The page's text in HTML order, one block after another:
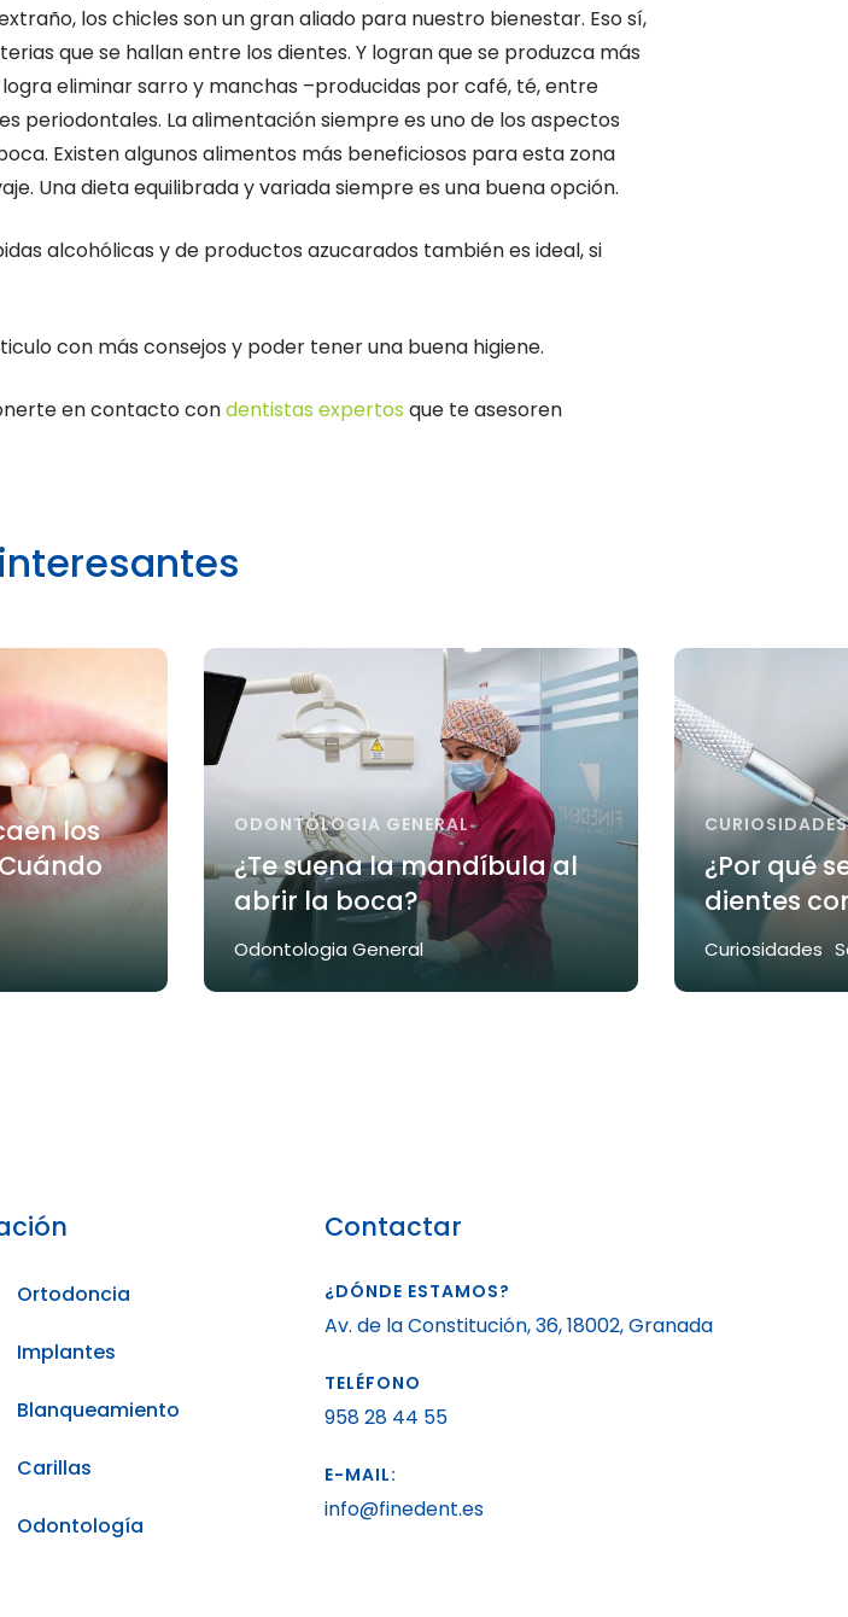
los chicles son un gran aliado para nuestro bienestar. Eso sí,
que se hallan entre los dientes. Y logran que se produzca más
eliminar sarro y manchas –producidas por café, té, entre
La alimentación siempre es uno de los aspectos
Existen algunos alimentos más beneficiosos para esta zona
Una dieta equilibrada y variada siempre es una buena opción.
alcohólicas y de productos azucarados también es ideal, si
con más consejos y poder tener una buena higiene.
en contacto condentistas expertos que te asesoren
los
ODONTOLOGIA GENERAL
¿Te suena la mandíbula al
abrir la boca?
Odontologia General
CURIOSIDADES
¿Por qué
dientes
Curiosidades
Ortodoncia
Implantes
Blanqueamiento
Carillas
Odontología
Contactar
¿DÓNDE ESTAMOS?
Av. de la Constitución, 36, 18002, Granada
TELÉFONO
958 28 44 55
E-MAIL:
info@finedent.es